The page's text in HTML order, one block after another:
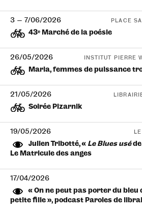
3 — 7/06/2026
43ᵉ Marché de la poésie
PLACE
26/05/2026
Maria, femmes de puissance
INSTITUT PIERRE
21/05/2026
Soirée Pizarnik
19/05/2026
Julien Tribotté, « Le Blues uséde
Le Matricule des anges
17/04/2026
« On ne peut pas porter du bleu
petite fille », podcast Paroles de